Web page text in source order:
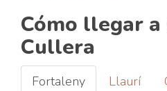
Cómo llegar
Cullera
Fortaleny Llaurí